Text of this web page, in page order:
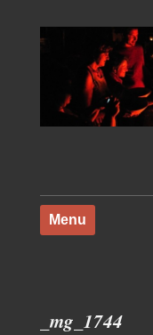
Menu
Skip to content
_mg_1744